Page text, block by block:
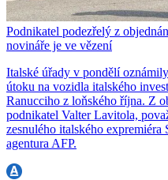
Podnikatel podezřelý z
novináře je ve vězení
Italské úřady v pondělí
útoku na vozidla italského
Ranucciho z loňského října. Z
podnikatel Valter Lavitola,
zesnulého italského
agentura AFP.